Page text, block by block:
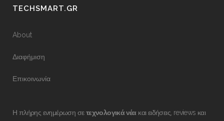
TECHSMART.GR
About
Διαφήμιση
Επικοινωνία
Η πλήρης ενημέρωση σετεχνολογικά νέα και ειδήσεις, reviews και